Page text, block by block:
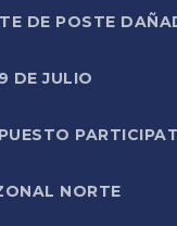
DE POSTE
DE JULIO
NORTE